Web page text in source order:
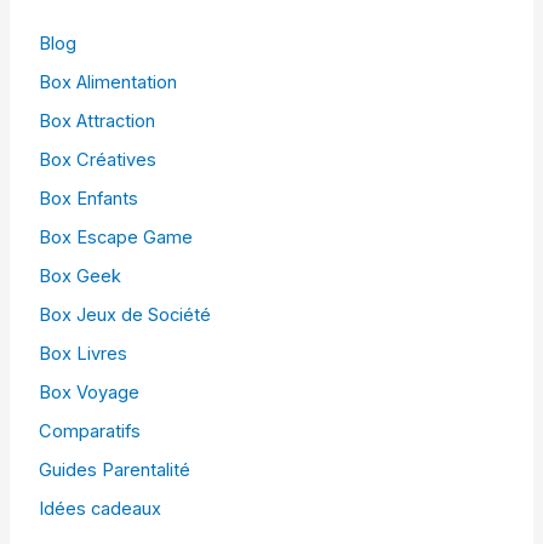
Blog
Box Alimentation
Box Attraction
Box Créatives
Box Enfants
Box Escape Game
Box Geek
Box Jeux de Société
Box Livres
Box Voyage
Comparatifs
Guides Parentalité
Idées cadeaux